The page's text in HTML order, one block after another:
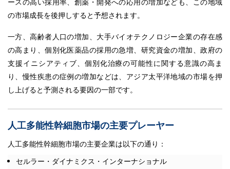
の市場成長を後押しすると予想されます。
一方、高齢者人口の増加、大手バイオテクノロジー企業の存在感
の高まり、個別化医薬品の採用の急増、研究資金の増加、政府の
支援イニシアティブ、個別化治療の可能性に関する意識の高ま
り、慢性疾患の症例の増加などは、アジア太平洋地域の市場を押
し上げると予測される要因の一部です。
人工多能性幹細胞市場の主要プレーヤー
人工多能性幹細胞市場の主要企業は以下の通り：
セルラー・ダイナミクス・インターナショナル